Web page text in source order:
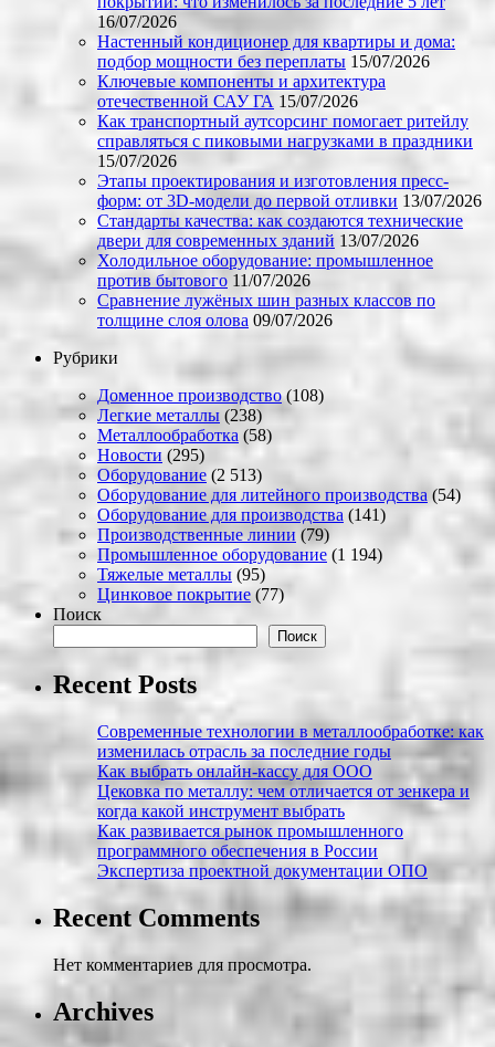
16/07/2026
Настенный кондиционер для квартиры и дома:
подбор мощности без переплаты 15/07/2026
Ключевые компоненты и архитектура
отечественной САУ ГА 15/07/2026
Как транспортный аутсорсинг помогает ритейлу
справляться с пиковыми нагрузками в праздники
15/07/2026
Этапы проектирования и изготовления пресс-
форм: от 3D-модели до первой отливки 13/07/2026
Стандарты качества: как создаются технические
двери для современных зданий 13/07/2026
Холодильное оборудование: промышленное
против бытового 11/07/2026
Сравнение лужёных шин разных классов по
толщине слоя олова 09/07/2026
Рубрики
Доменное производство(108)
Легкие металлы (238)
Металлообработка (58)
Новости (295)
Оборудование (2 513)
Оборудование для литейного производства (54)
Оборудование для производства (141)
Производственные линии (79)
Промышленное оборудование (1 194)
Тяжелые металлы (95)
Цинковое покрытие (77)
Поиск
Поиск
Recent Posts
Современные технологии в металлообработке: как
изменилась отрасль за последние годы
Как выбрать онлайн-кассу для ООО
Цековка по металлу: чем отличается от зенкера и
когда какой инструмент выбрать
Как развивается рынок промышленного
программного обеспечения в России
Экспертиза проектной документации ОПО
Recent Comments
Нет комментариев для просмотра.
Archives